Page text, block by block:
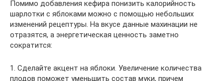
Помимо добавления кефира понизить калорийность
шарлотки с яблоками можно с помощью небольших
изменений рецептуры. На вкусе данные махинации не
отразятся, а энергетическая ценность заметно
сократится:
1. Сделайте акцент на яблоки. Увеличение количества
плодов поможет уменьшить состав муки, причем